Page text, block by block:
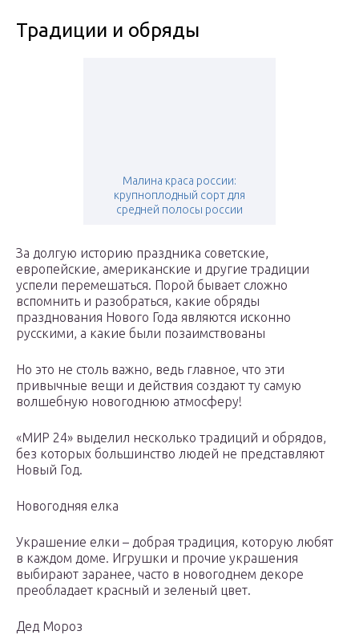
Традиции и обряды
Малина краса россии:
крупноплодный сорт для
средней полосы россии
За долгую историю праздника советские,
европейские, американские и другие традиции
успели перемешаться. Порой бывает сложно
вспомнить и разобраться, какие обряды
празднования Нового Года являются исконно
русскими, а какие были позаимствованы
Но это не столь важно, ведь главное, что эти
привычные вещи и действия создают ту самую
волшебную новогоднюю атмосферу!
«МИР 24» выделил несколько традиций и обрядов,
без которых большинство людей не представляют
Новый Год.
Новогодняя елка
Украшение елки – добрая традиция, которую любят
в каждом доме. Игрушки и прочие украшения
выбирают заранее, часто в новогоднем декоре
преобладает красный и зеленый цвет.
Дед Мороз